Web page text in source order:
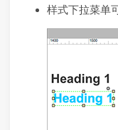
样式下拉菜单